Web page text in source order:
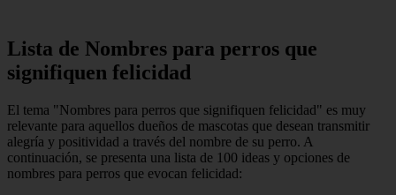
Lista de Nombres para perros que
signifiquen felicidad
El tema "Nombres para perros que signifiquen felicidad" es muy
relevante para aquellos dueños de mascotas que desean transmitir
alegría y positividad a través del nombre de su perro. A
continuación, se presenta una lista de 100 ideas y opciones de
nombres para perros que evocan felicidad: